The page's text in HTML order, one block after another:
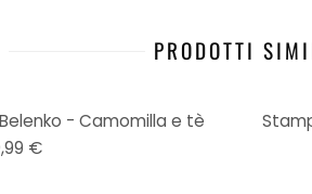
PRODOTTI
- Camomilla e tè
€